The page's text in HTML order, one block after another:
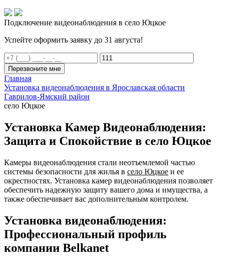
Подключение видеонаблюдения в село Юцкое
Успейте оформить заявку до 31 августа!
Перезвоните мне
Главная
Установка видеонаблюдения в Ярославская области
Гаврилов-Ямский район
село Юцкое
Установка Камер Видеонаблюдения:
Защита и Спокойствие в село Юцкое
Камеры видеонаблюдения стали неотъемлемой частью
системы безопасности для жилья в село Юцкое и ее
окрестностях. Установка камер видеонаблюдения позволяет
обеспечить надежную защиту вашего дома и имущества, а
также обеспечивает вас дополнительным контролем.
Установка видеонаблюдения:
Профессиональный профиль
компании Belkanet